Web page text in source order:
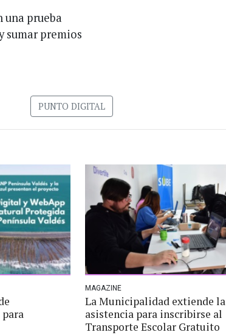
una prueba
sumar premios
PUNTO DIGITAL
MAGAZINE
La Municipalidad extiende la
asistencia para inscribirse al
Transporte Escolar Gratuito